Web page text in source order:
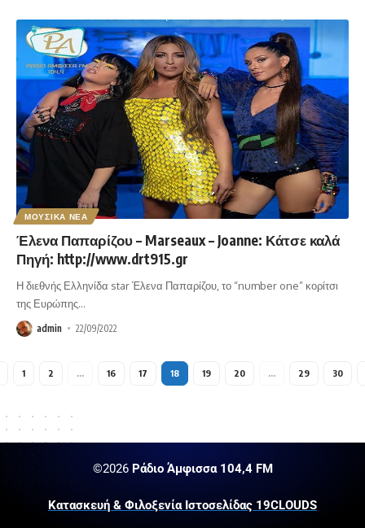
ΜΟΥΣΙΚΑ ΝΕΑ
Έλενα Παπαρίζου – Marseaux – Joanne: Κάτσε καλά
Πηγή: http://www.drt915.gr
Η διεθνής Ελληνίδα star Έλενα Παπαρίζου, το “number one” κορίτσι
της Ευρώπης…
admin 22/09/2022
1 2 … 16 17 18 19 20 … 29 30
©2026Ράδιο Άμφισσα 104,4 FM
Κατασκευή & Φιλοξενία Ιστοσελίδας 19CLOUDS